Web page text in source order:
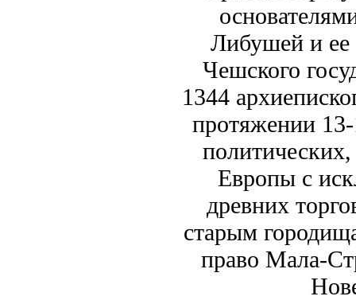
Либушей и
Чешского
1344
протяжении
Европы с
древних
старым
право Мала-